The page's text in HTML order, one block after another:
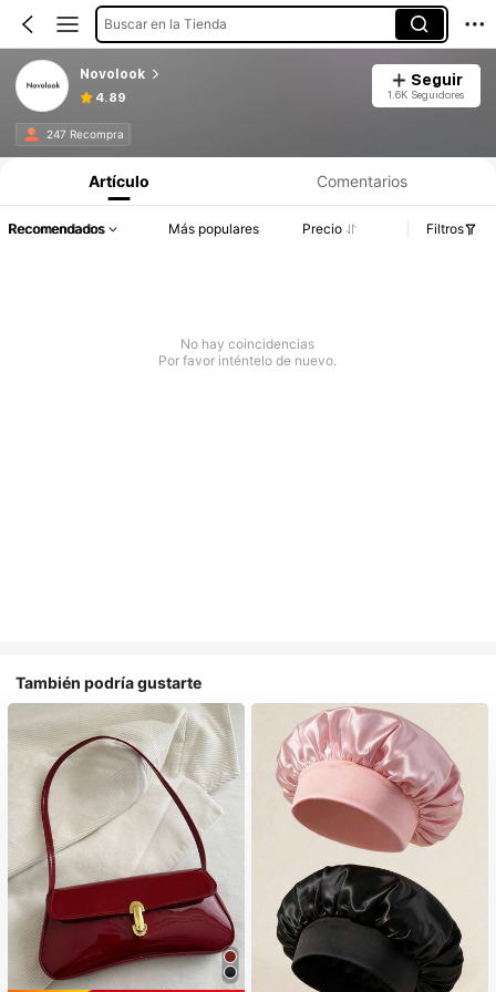
Buscar en la Tienda
Novolook
4.89
Seguir
1.6K Seguidores
247 Recompra
Artículo Comentarios
Recomendados Más populares Precio Filtros
No hay coincidencias
Por favor inténtelo de nuevo.
También podría gustarte